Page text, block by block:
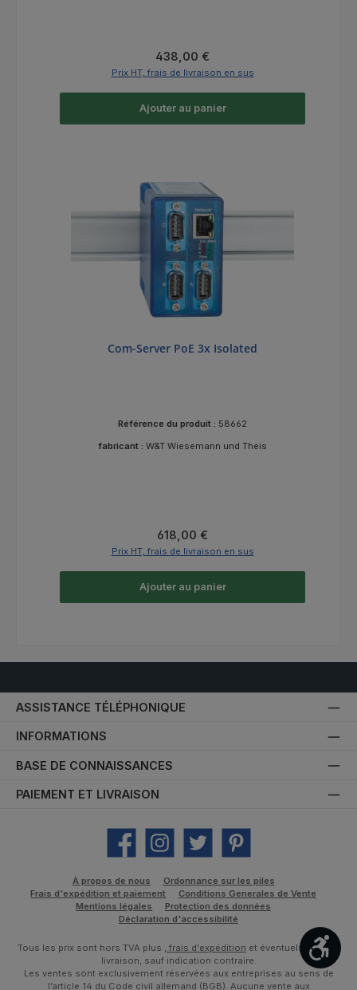
Prix régulier :
438,00 €
Prix HT, frais de livraison en sus
Ajouter au panier
Com-Server PoE 3x Isolated
Référence du produit : 58662
fabricant : W&T Wiesemann und Theis
Prix régulier :
618,00 €
Prix HT, frais de livraison en sus
Ajouter au panier
ASSISTANCE TÉLÉPHONIQUE
INFORMATIONS
BASE DE CONNAISSANCES
PAIEMENT ET LIVRAISON
Facebook Instagram Twitter Pinterest
À propos de nous
Ordonnance sur les piles
Frais d'expédition et paiement
Conditions Generales de Vente
Mentions légales
Protection des données
Déclaration d'accessibilité
Tous les prix sont hors TVA plus , frais d'expédition et éventuels frais de
livraison, sauf indication contraire.
Les ventes sont exclusivement réservées aux entreprises au sens de
l’article 14 du Code civil allemand (BGB). Aucune vente aux